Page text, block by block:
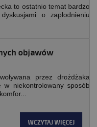
to ostatnio temat bardzo
o zapłodnieniu
objawów
przez drożdżaka
w niekontrolowany sposób
WCZYTAJ WIĘCEJ